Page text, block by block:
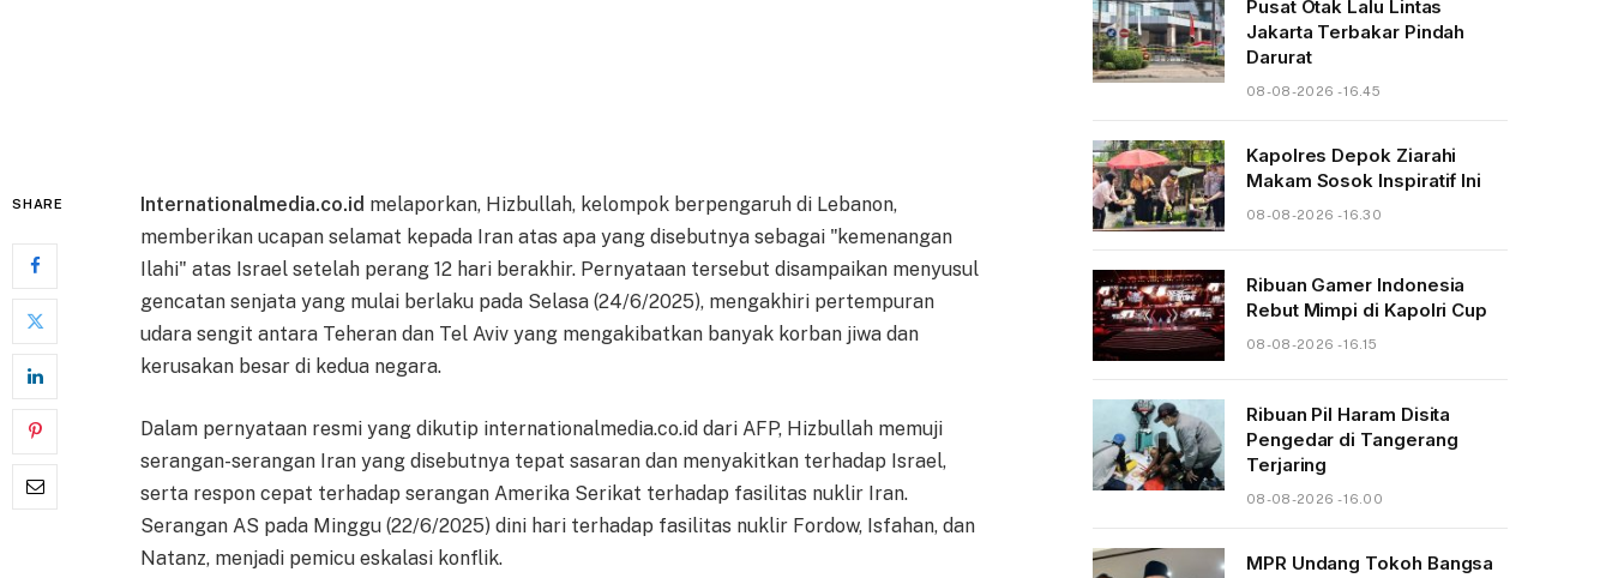
SHARE Internationalmedia.co.id melaporkan, Hizbullah, kelompok berpengaruh di Lebanon,
memberikan ucapan selamat kepada Iran atas apa yang disebutnya sebagai "kemenangan
Ilahi" atas Israel setelah perang 12 hari berakhir. Pernyataan tersebut disampaikan menyusul
gencatan senjata yang mulai berlaku pada Selasa (24/6/2025), mengakhiri pertempuran
udara sengit antara Teheran dan Tel Aviv yang mengakibatkan banyak korban jiwa dan
kerusakan besar di kedua negara.
Dalam pernyataan resmi yang dikutip internationalmedia.co.id dari AFP, Hizbullah memuji
serangan-serangan Iran yang disebutnya tepat sasaran dan menyakitkan terhadap Israel,
serta respon cepat terhadap serangan Amerika Serikat terhadap fasilitas nuklir Iran.
Serangan AS pada Minggu (22/6/2025) dini hari terhadap fasilitas nuklir Fordow, Isfahan, dan
Natanz, menjadi pemicu eskalasi konflik.
Pusat Otak Lalu Lintas
Jakarta Terbakar Pindah
Darurat
08-08-2026 - 16.45
Kapolres Depok Ziarahi
Makam Sosok Inspiratif Ini
08-08-2026 - 16.30
Ribuan Gamer Indonesia
Rebut Mimpi di Kapolri Cup
08-08-2026 - 16.15
Ribuan Pil Haram Disita
Pengedar di Tangerang
Terjaring
08-08-2026 - 16.00
MPR Undang Tokoh Bangsa